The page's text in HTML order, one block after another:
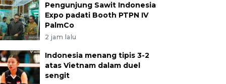
Pengunjung Sawit Indonesia
Expo padati Booth PTPN IV
PalmCo
2 jam lalu
Indonesia menang tipis 3-2
atas Vietnam dalam duel
sengit